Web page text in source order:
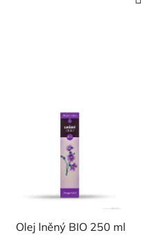
NAŠE OVĚŘENÁ
Olej lněný BIO 250 ml